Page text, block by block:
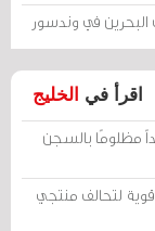
في وندسور
اقرأ في الخليج
مظلومًا بالسجن
لتحالف منتجي